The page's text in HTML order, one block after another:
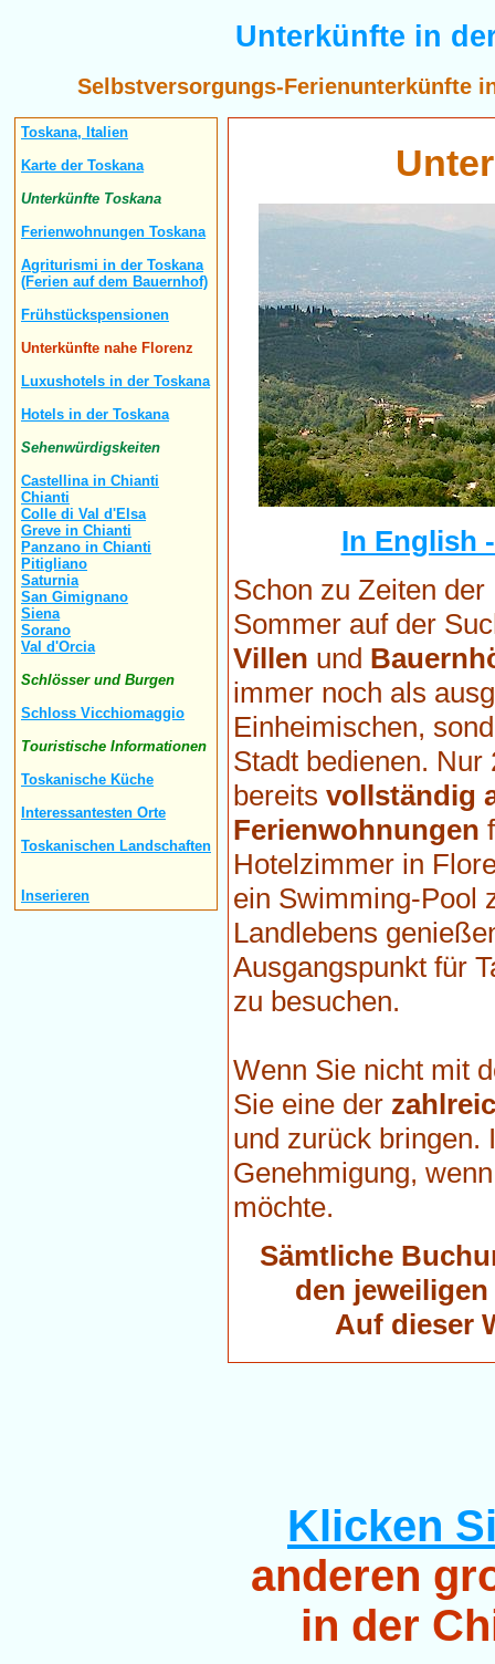
Unterkünfte in
Selbstversorgungs-Ferienunterkünfte
Toskana, Italien
Karte der Toskana
Unterkünfte Toskana
Ferienwohnungen Toskana
Agriturismi in der Toskana
(Ferien auf dem Bauernhof)
Frühstückspensionen
Unterkünfte nahe Florenz
Luxushotels in der Toskana
Hotels in der Toskana
Sehenwürdigskeiten
Castellina in Chianti
Chianti
Colle di Val d'Elsa
Greve in Chianti
Panzano in Chianti
Pitigliano
Saturnia
San Gimignano
Siena
Sorano
Val d'Orcia
Schlösser und Burgen
Schloss Vicchiomaggio
Touristische Informationen
Toskanische Küche
Interessantesten Orte
Toskanischen Landschaften
Inserieren
In English
Schon zu Zeiten
Sommer auf der
Villen und
immer noch als
Einheimischen,
Stadt bedienen.
bereits vollständig
Ferienwohnungen
Hotelzimmer in
ein Swimming-Pool
Landlebens
Ausgangspunkt für
zu besuchen.
Wenn Sie nicht mit
Sie eine der
und zurück bringen.
Genehmigung,
möchte.
Sämtliche
den
Auf dieser
Klicken
anderen
in der